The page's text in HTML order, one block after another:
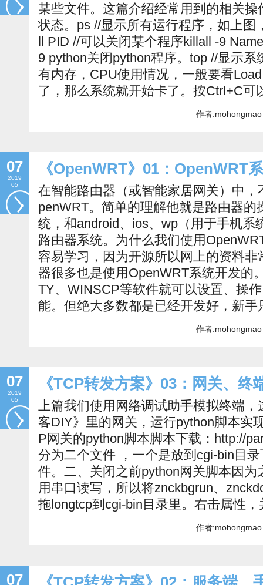
某些文件。这篇介绍经常用到的相关
状态。ps //显示所有运行程序，如上图
ll PID //可以关闭某个程序killall -9
9 python关闭python程序。top //显示
有内存，CPU使用情况，一般要看
了，那么系统就开始卡了。按Ctrl+C可
作者
07
2019
05
《OpenWRT》01：OpenWRT
在智能路由器（或智能家居网关）中
penWRT。简单的理解他就是路由器的
统，和android、ios、wp（用于手机系
路由器系统。为什么我们使用
容易学习，因为开源所以网上的资料
器很多也是使用OpenWRT系统开发的
TY、WINSCP等软件就可以设置、操
能。但绝大多数都是已经开发好，新
作者
07
2019
05
《TCP转发方案》03：网关、终
上篇我们使用网络调试助手模拟终端
客DIY》里的网关，运行python脚本实
P网关的python脚本脚本下载：http://
分为二个文件 ，一个是放到cgi-bin目
件。二、关闭之前python网关脚本因为
用串口读写，所以将znckbgrun、
拖longtcp到cgi-bin目录里。右击属性
作者
07